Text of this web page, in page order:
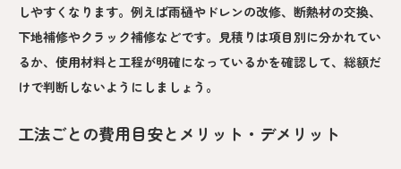
しやすくなります。例えば雨樋やドレンの改修、断熱材の交換、
下地補修やクラック補修などです。見積りは項目別に分かれてい
るか、使用材料と工程が明確になっているかを確認して、総額だ
けで判断しないようにしましょう。
工法ごとの費用目安とメリット・デメリット